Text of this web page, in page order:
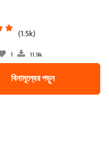
(1.5k)
1 11.9k
বিনামূল্যের পড়ুন